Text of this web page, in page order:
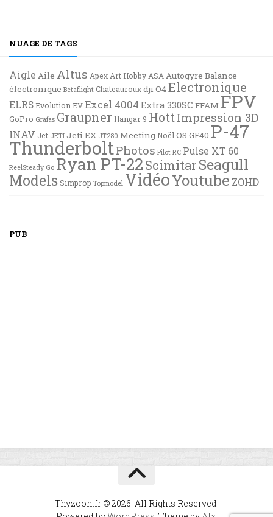
NUAGE DE TAGS
Aigle Aile Altus Apex Art Hobby ASA Autogyre Balance
électronique Betaflight Chateaurouxdji O4Electronique
ELRS Evolution EVExcel 4004 Extra 330SC FFAM FPV
GoPro Grafas Graupner Hangar 9 Hott Impression 3D
INAV Jet JETI Jeti EX JT280 Meeting Noël OS GF40 P-47
ThunderboltPhotos Pilot RC Pulse XT 60
ReelSteady Go Ryan PT-22ScimitarSeagull
ModelsSimprop Topmodel VidéoYoutube ZOHD
PUB
Thyzoon.fr © 2026. All Rights Reserved.